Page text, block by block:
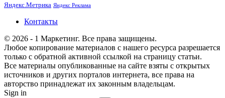
Яндекс.Метрика Яндекс Реклама
Контакты
© 2026 - 1 Маркетинг. Все права защищены.
Любое копирование материалов с нашего ресурса разрешается
только с обратной активной ссылкой на страницу статьи.
Все материалы опубликованные на сайте взяты с открытых
источников и других порталов интернета, все права на
авторство принадлежат их законным владельцам.
Sign in